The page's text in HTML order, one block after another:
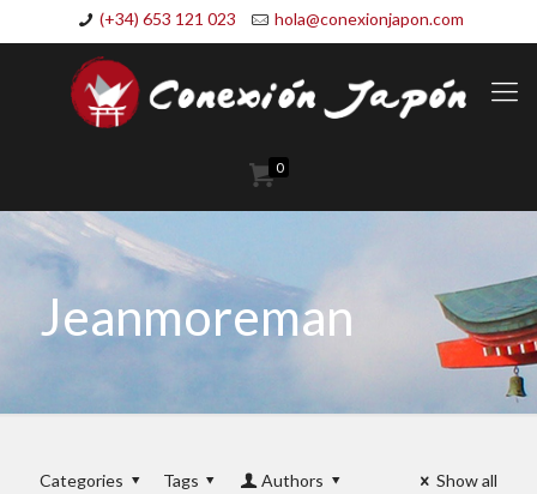
(+34) 653 121 023 hola@conexionjapon.com
0
Jeanmoreman
Categories Tags Authors Show all